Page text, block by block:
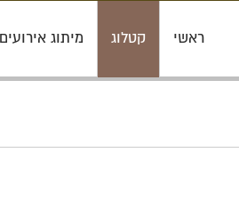
ראשי קטלוג מיתוג אירועים